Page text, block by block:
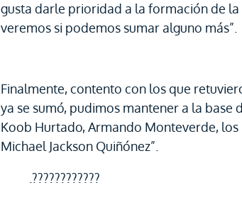
gusta darle prioridad a la formación de
veremos si podemos sumar alguno más”.
Finalmente, contento con los que
ya se sumó, pudimos mantener a la base
Koob Hurtado, Armando Monteverde, los
Michael Jackson Quiñónez”.
.????????????